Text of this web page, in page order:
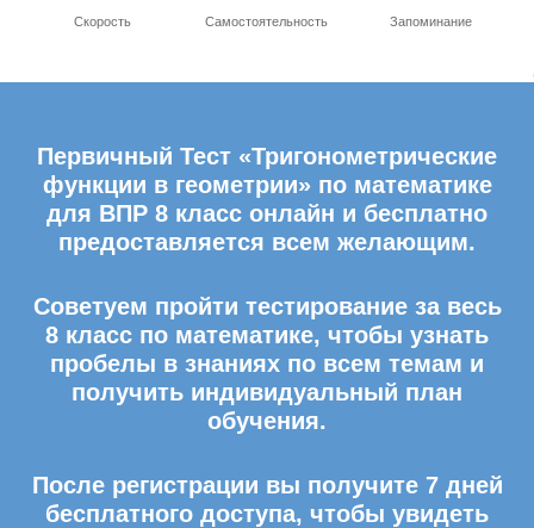
Скорость Самостоятельность Запоминание
Первичный Тест «Тригонометрические
функции в геометрии» по математике
для ВПР 8 класс онлайн и бесплатно
предоставляется всем желающим.
Советуем пройти тестирование за весь
8 класс по математике, чтобы узнать
пробелы в знаниях по всем темам и
получить индивидуальный план
обучения.
После регистрации вы получите 7 дней
бесплатного доступа, чтобы увидеть